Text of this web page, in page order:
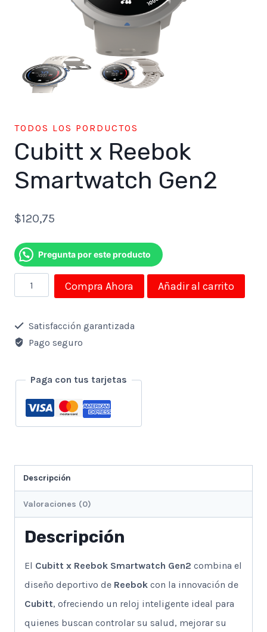
TODOS LOS PORDUCTOS
Cubitt x Reebok
Smartwatch Gen2
$120,75
Pregunta por este producto
Cubitt
x
Reebok
Smartwatch
cantidad
Compra Ahora Añadir al carrito
Satisfacción garantizada
Pago seguro
Paga con tus tarjetas
Descripción
Valoraciones (0)
Descripción
El Cubitt x Reebok Smartwatch Gen2 combina el
diseño deportivo de Reebok con la innovación de
Cubitt, ofreciendo un reloj inteligente ideal para
quienes buscan controlar su salud, mejorar su